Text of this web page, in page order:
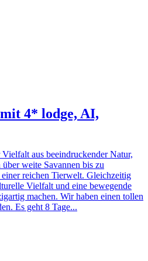
4* lodge, AI,
aus beeindruckender Natur,
weite Savannen bis zu
reichen Tierwelt. Gleichzeitig
Vielfalt und eine bewegende
machen. Wir haben einen tollen
Es geht 8 Tage...